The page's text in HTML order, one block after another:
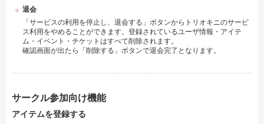
退会
「サービスの利用を停止し、退会する」ボタンからトリオキニのサービ
ス利用をやめることができます。登録されているユーザ情報・アイテ
ム・イベント・チケットはすべて削除されます。
確認画面が出たら「削除する」ボタンで退会完了となります。
サークル参加向け機能
アイテムを登録する